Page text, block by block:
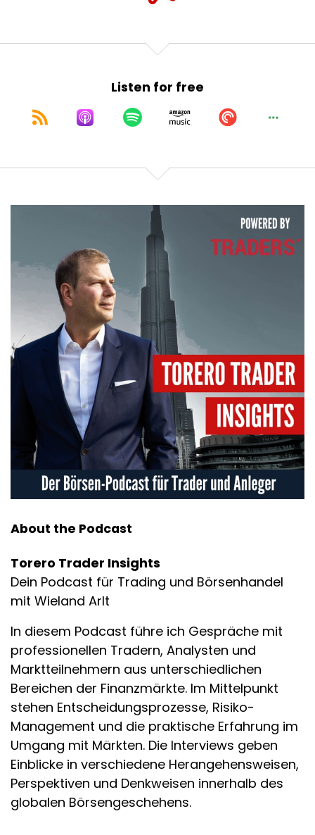
Listen for free
About the Podcast
Torero Trader Insights
Dein Podcast für Trading und Börsenhandel
mit Wieland Arlt
In diesem Podcast führe ich Gespräche mit
professionellen Tradern, Analysten und
Marktteilnehmern aus unterschiedlichen
Bereichen der Finanzmärkte. Im Mittelpunkt
stehen Entscheidungsprozesse, Risiko-
Management und die praktische Erfahrung im
Umgang mit Märkten. Die Interviews geben
Einblicke in verschiedene Herangehensweisen,
Perspektiven und Denkweisen innerhalb des
globalen Börsengeschehens.